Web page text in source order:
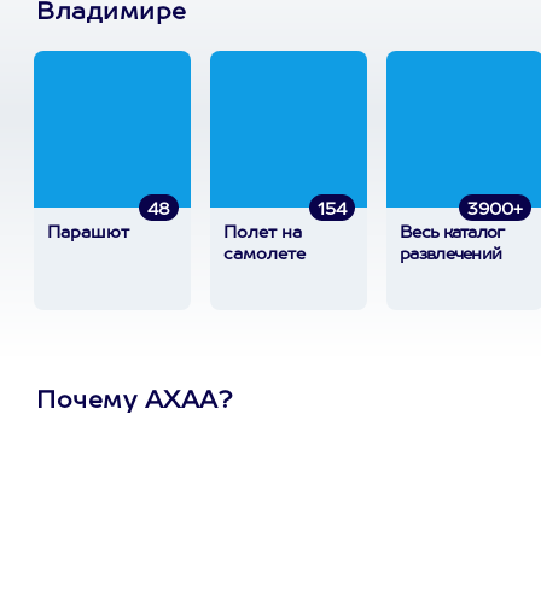
Владимире
48
Парашют
154
Полет на
самолете
3900+
Весь каталог
развлечений
Почему АХАА?